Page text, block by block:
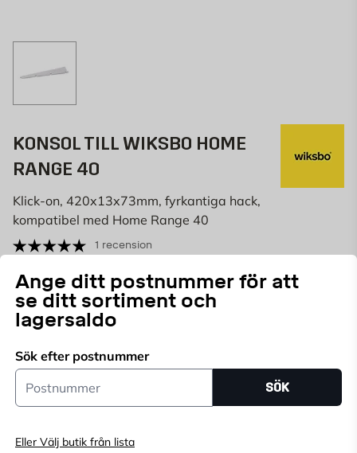
Ange ditt postnummer för att
se ditt sortiment och
lagersaldo
Sök efter postnummer
Postnummer
SÖK
Eller Välj butik från lista
KONSOL TILL WIKSBO HOME
RANGE 40
Klick-on, 420x13x73mm, fyrkantiga hack,
kompatibel med Home Range 40
1 recension
Konsol till förvaringssystemet Wiksbo Home Range 40.
Köp online, boka leverans i kassan